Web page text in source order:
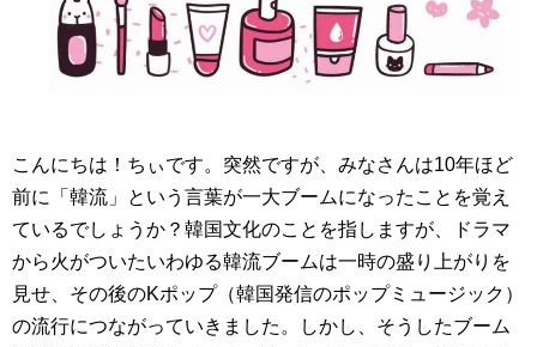
こんにちは！ちぃです。突然ですが、みなさんは10年ほど
前に「韓流」という言葉が一大ブームになったことを覚え
ているでしょうか？韓国文化のことを指しますが、ドラマ
から火がついたいわゆる韓流ブームは一時の盛り上がりを
見せ、その後のKポップ（韓国発信のポップミュージック）
の流行につながっていきました。しかし、そうしたブーム